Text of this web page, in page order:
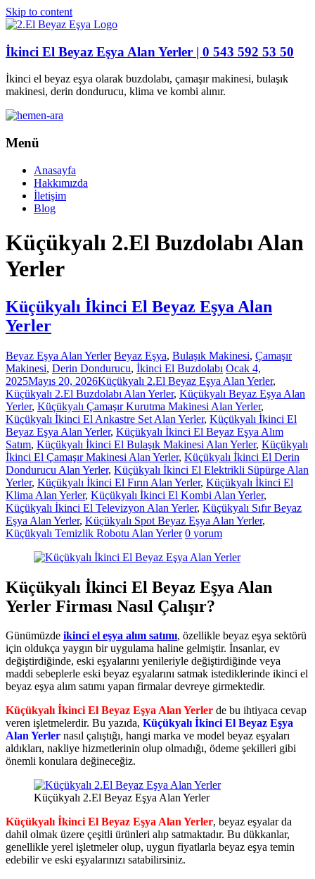
Skip to content
İkinci El Beyaz Eşya Alan Yerler | 0 543 592 53 50
İkinci el beyaz eşya olarak buzdolabı, çamaşır makinesi, bulaşık
makinesi, derin dondurucu, klima ve kombi alınır.
Menü
Anasayfa
Hakkımızda
İletişim
Blog
Küçükyalı 2.El Buzdolabı Alan
Yerler
Küçükyalı İkinci El Beyaz Eşya Alan
Yerler
Beyaz Eşya Alan Yerler Beyaz Eşya, Bulaşık Makinesi, Çamaşır
Makinesi, Derin Dondurucu, İkinci El Buzdolabı Ocak 4,
2025Mayıs 20, 2026Küçükyalı 2.El Beyaz Eşya Alan Yerler,
Küçükyalı 2.El Buzdolabı Alan Yerler, Küçükyalı Beyaz Eşya Alan
Yerler, Küçükyalı Çamaşır Kurutma Makinesi Alan Yerler,
Küçükyalı İkinci El Ankastre Set Alan Yerler, Küçükyalı İkinci El
Beyaz Eşya Alan Yerler, Küçükyalı İkinci El Beyaz Eşya Alım
Satım, Küçükyalı İkinci El Bulaşık Makinesi Alan Yerler, Küçükyalı
İkinci El Çamaşır Makinesi Alan Yerler, Küçükyalı İkinci El Derin
Dondurucu Alan Yerler, Küçükyalı İkinci El Elektrikli Süpürge Alan
Yerler, Küçükyalı İkinci El Fırın Alan Yerler, Küçükyalı İkinci El
Klima Alan Yerler, Küçükyalı İkinci El Kombi Alan Yerler,
Küçükyalı İkinci El Televizyon Alan Yerler, Küçükyalı Sıfır Beyaz
Eşya Alan Yerler, Küçükyalı Spot Beyaz Eşya Alan Yerler,
Küçükyalı Temizlik Robotu Alan Yerler 0 yorum
Küçükyalı İkinci El Beyaz Eşya Alan
Yerler Firması Nasıl Çalışır?
Günümüzde ikinci el eşya alım satımı, özellikle beyaz eşya sektörü
için oldukça yaygın bir uygulama haline gelmiştir. İnsanlar, ev
değiştirdiğinde, eski eşyalarını yenileriyle değiştirdiğinde veya
maddi sebeplerle eski beyaz eşyalarını satmak istediklerinde ikinci el
beyaz eşya alım satımı yapan firmalar devreye girmektedir.
Küçükyalı İkinci El Beyaz Eşya Alan Yerler de bu ihtiyaca cevap
veren işletmelerdir. Bu yazıda, Küçükyalı İkinci El Beyaz Eşya
Alan Yerler nasıl çalıştığı, hangi marka ve model beyaz eşyaları
aldıkları, nakliye hizmetlerinin olup olmadığı, ödeme şekilleri gibi
önemli konulara değineceğiz.
Küçükyalı 2.El Beyaz Eşya Alan Yerler
Küçükyalı İkinci El Beyaz Eşya Alan Yerler, beyaz eşyalar da
dahil olmak üzere çeşitli ürünleri alıp satmaktadır. Bu dükkanlar,
genellikle yerel işletmeler olup, uygun fiyatlarla beyaz eşya temin
edebilir ve eski eşyalarınızı satabilirsiniz.